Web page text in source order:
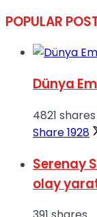
POPULAR
Dünya
4821 shares
Share1928
Serenay
olay